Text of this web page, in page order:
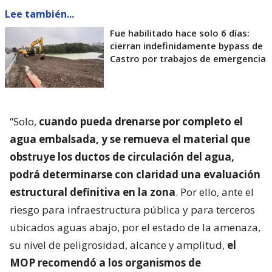
Lee también...
Fue habilitado hace solo 6 días:
cierran indefinidamente bypass de
Castro por trabajos de emergencia
“Solo, cuando pueda drenarse por completo el
agua embalsada, y se remueva el material que
obstruye los ductos de circulación del agua,
podrá determinarse con claridad una evaluación
estructural definitiva en la zona. Por ello, ante el
riesgo para infraestructura pública y para terceros
ubicados aguas abajo, por el estado de la amenaza,
su nivel de peligrosidad, alcance y amplitud, el
MOP recomendó a los organismos de